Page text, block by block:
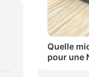
Quelle
pour une